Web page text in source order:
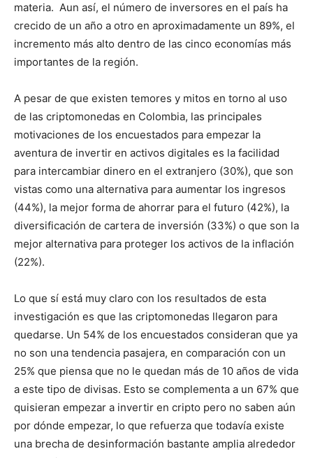
materia. Aun así, el número de inversores en el país ha
crecido de un año a otro en aproximadamente un 89%, el
incremento más alto dentro de las cinco economías más
importantes de la región.
A pesar de que existen temores y mitos en torno al uso
de las criptomonedas en Colombia, las principales
motivaciones de los encuestados para empezar la
aventura de invertir en activos digitales es la facilidad
para intercambiar dinero en el extranjero (30%), que son
vistas como una alternativa para aumentar los ingresos
(44%), la mejor forma de ahorrar para el futuro (42%), la
diversificación de cartera de inversión (33%) o que son la
mejor alternativa para proteger los activos de la inflación
(22%).
Lo que sí está muy claro con los resultados de esta
investigación es que las criptomonedas llegaron para
quedarse. Un 54% de los encuestados consideran que ya
no son una tendencia pasajera, en comparación con un
25% que piensa que no le quedan más de 10 años de vida
a este tipo de divisas. Esto se complementa a un 67% que
quisieran empezar a invertir en cripto pero no saben aún
por dónde empezar, lo que refuerza que todavía existe
una brecha de desinformación bastante amplia alrededor